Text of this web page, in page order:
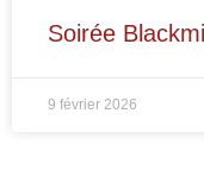
Soirée
9 février 2026